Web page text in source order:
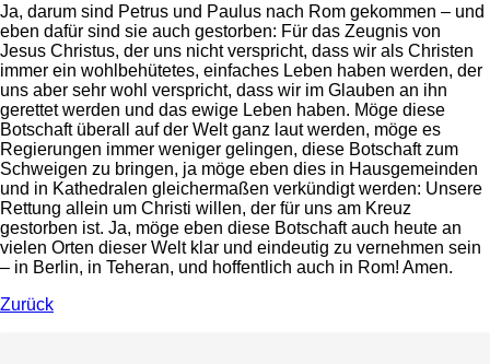
Ja, darum sind Petrus und Paulus nach Rom gekommen – und
eben dafür sind sie auch gestorben: Für das Zeugnis von
Jesus Christus, der uns nicht verspricht, dass wir als Christen
immer ein wohlbehütetes, einfaches Leben haben werden, der
uns aber sehr wohl verspricht, dass wir im Glauben an ihn
gerettet werden und das ewige Leben haben. Möge diese
Botschaft überall auf der Welt ganz laut werden, möge es
Regierungen immer weniger gelingen, diese Botschaft zum
Schweigen zu bringen, ja möge eben dies in Hausgemeinden
und in Kathedralen gleichermaßen verkündigt werden: Unsere
Rettung allein um Christi willen, der für uns am Kreuz
gestorben ist. Ja, möge eben diese Botschaft auch heute an
vielen Orten dieser Welt klar und eindeutig zu vernehmen sein
– in Berlin, in Teheran, und hoffentlich auch in Rom! Amen.
Zurück